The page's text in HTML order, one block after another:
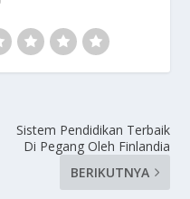
Sistem Pendidikan Terbaik
Di Pegang Oleh Finlandia
BERIKUTNYA